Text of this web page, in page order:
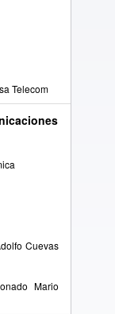
Telecom
Cuevas
Mario